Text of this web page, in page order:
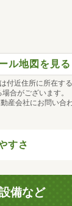
ル地図を見る
付近住所に所在す
合がございます。
産会社にお問い合
すさ
備など